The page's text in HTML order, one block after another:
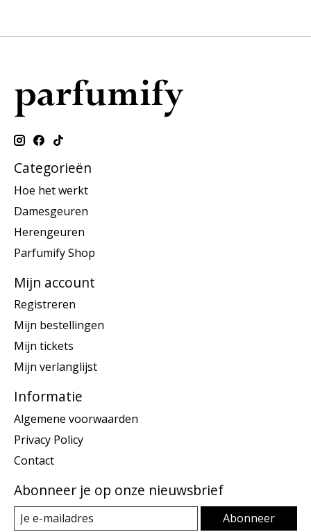
Categorieën
Hoe het werkt
Damesgeuren
Herengeuren
Parfumify Shop
Mijn account
Registreren
Mijn bestellingen
Mijn tickets
Mijn verlanglijst
Informatie
Algemene voorwaarden
Privacy Policy
Contact
Abonneer je op onze nieuwsbrief
Abonneer